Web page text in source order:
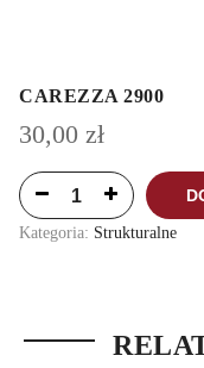
CAREZZA 2900
30,00 zł
Kategoria: Strukturalne